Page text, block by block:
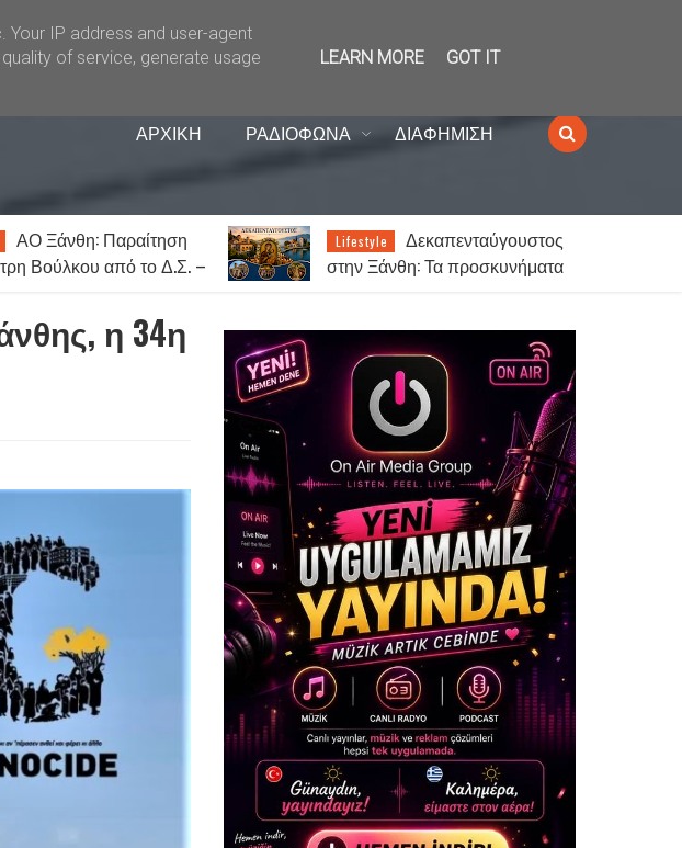
ΑΡΧΙΚΗ ΡΑΔΙΟΦΩΝΑ ΔΙΑΦΗΜΙΣΗ
Δεκαπενταύγουστος
Τα προσκυνήματα
News
Αναβρασμός στην
ορεινή Ξάνθη – «ΟΧΙ» στη
η 34η
IP address and user-agent
of service, generate usage
LEARN MORE GOT IT